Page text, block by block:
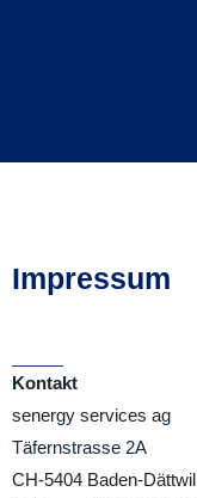
Impressum
Kontakt
senergy services ag
Täfernstrasse 2A
CH-5404 Baden-Dättwil